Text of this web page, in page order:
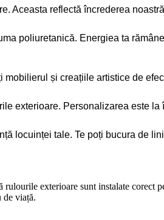
Aceasta reflectă încrederea
poliuretanică. Energiea ta
și creațiile artistice de
exterioare. Personalizarea este
locuinței tale. Te poți bucura de
exterioare sunt instalate corect
de viață.